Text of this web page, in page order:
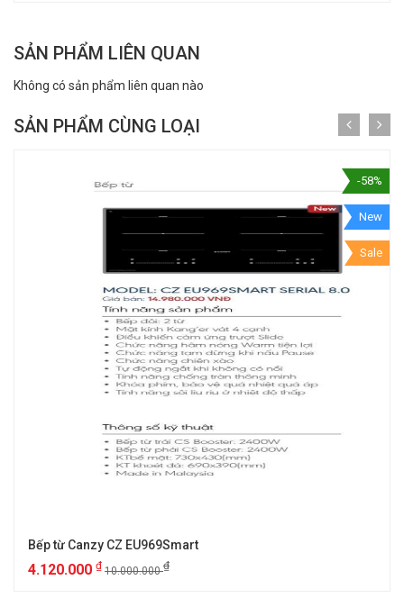
SẢN PHẨM LIÊN QUAN
Không có sản phẩm liên quan nào
SẢN PHẨM CÙNG LOẠI
-58%
New
Sale
Bếp từ Canzy CZ EU969Smart
4.120.000 ₫ 10.000.000₫